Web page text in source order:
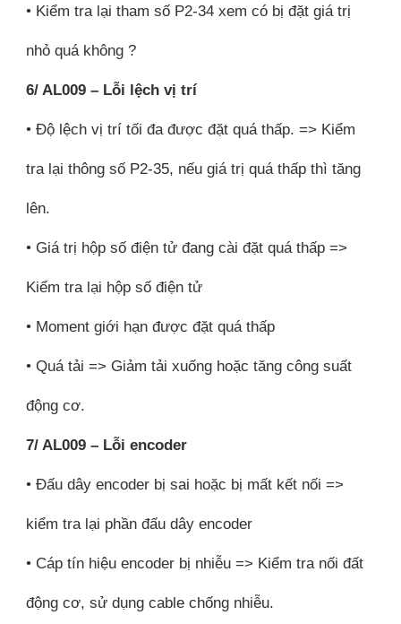
• Kiểm tra lại tham số P2-34 xem có bị đặt giá trị
nhỏ quá không ?
6/ AL009 – Lỗi lệch vị trí
• Độ lệch vị trí tối đa được đặt quá thấp. => Kiểm
tra lại thông số P2-35, nếu giá trị quá thấp thì tăng
lên.
• Giá trị hộp số điện tử đang cài đặt quá thấp =>
Kiểm tra lại hộp số điện tử
• Moment giới hạn được đặt quá thấp
• Quá tải => Giảm tải xuống hoặc tăng công suất
động cơ.
7/ AL009 – Lỗi encoder
• Đấu dây encoder bị sai hoặc bị mất kết nối =>
kiểm tra lại phần đấu dây encoder
• Cáp tín hiệu encoder bị nhiễu => Kiểm tra nối đất
động cơ, sử dụng cable chống nhiễu.